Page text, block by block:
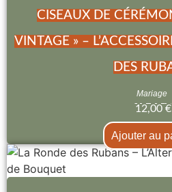
CISEAUX DE
VINTAGE » –
DES
Mariage
12,00 €
Ajouter au